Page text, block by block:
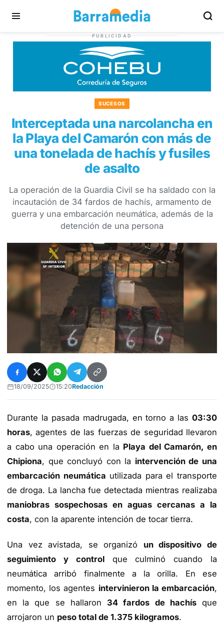
PUBLICIDAD
SUCESOS
Interceptada una narcolancha en
la Playa del Camarón con más de
una tonelada de hachís y fusiles
de asalto
La operación de la Guardia Civil se ha saldado con la
incautación de 34 fardos de hachís, armamento de
guerra y una embarcación neumática, además de la
detención de una persona
18/09/2025 15:20Redacción
Durante la pasada madrugada, en torno a las 03:30
horas, agentes de las fuerzas de seguridad llevaron
a cabo una operación en la Playa del Camarón, en
Chipiona, que concluyó con la intervención de una
embarcación neumática utilizada para el transporte
de droga. La lancha fue detectada mientras realizaba
maniobras sospechosas en aguas cercanas a la
costa, con la aparente intención de tocar tierra.
Una vez avistada, se organizó un dispositivo de
seguimiento y controlque culminó cuando la
neumática arribó finalmente a la orilla. En ese
momento, los agentes intervinieron la embarcación,
en la que se hallaron 34 fardos de hachísque
arrojaron un peso total de 1.375 kilogramos.